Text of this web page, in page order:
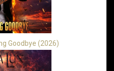
Goodbye (2026)